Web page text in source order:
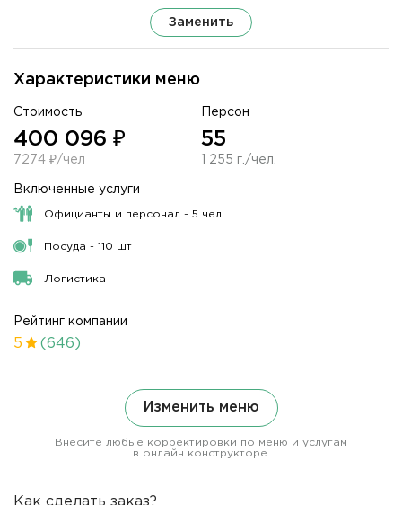
Характеристики меню
Стоимость
400 096 ₽
7274 ₽/чел
Персон
55
1 255 г./чел.
Включенные услуги
Официанты и персонал - 5 чел.
Посуда - 110 шт
Логистика
Рейтинг компании
5 (646)
Изменить меню
Внесите любые корректировки по меню и услугам
в онлайн конструкторе.
Заменить
Как сделать заказ?